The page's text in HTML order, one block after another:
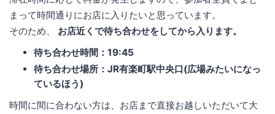
まって時間通りにお店に入りたいと思っています。
そのため、 お店近くで待ち合わせをしてから入ります。
待ち合わせ時間：19:45
待ち合わせ場所：JR有楽町駅中央口(広場みたいになっ
ているほう)
時間に間に合わない方は、お店まで直接お越しいただいて大